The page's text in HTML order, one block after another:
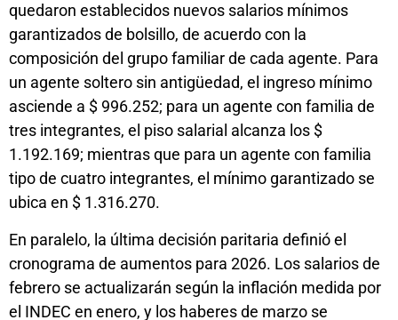
quedaron establecidos nuevos salarios mínimos
garantizados de bolsillo, de acuerdo con la
composición del grupo familiar de cada agente. Para
un agente soltero sin antigüedad, el ingreso mínimo
asciende a $ 996.252; para un agente con familia de
tres integrantes, el piso salarial alcanza los $
1.192.169; mientras que para un agente con familia
tipo de cuatro integrantes, el mínimo garantizado se
ubica en $ 1.316.270.
En paralelo, la última decisión paritaria definió el
cronograma de aumentos para 2026. Los salarios de
febrero se actualizarán según la inflación medida por
el INDEC en enero, y los haberes de marzo se